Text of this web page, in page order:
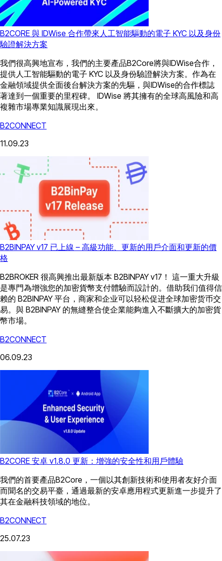
B2CORE 與 IDWise 合作帶來人工智能驅動的電子 KYC 以及身份
驗證解決方案
我們很高興地宣布，我們的主要產品B2Core將與IDWise合作，
提供人工智能驅動的電子 KYC 以及身份驗證解決方案。作為在
金融領域提供全面後台解決方案的先驅，與IDWise的合作標誌
著達到一個重要的里程碑。 IDWise 將其擁有的全球高風險和高
複雜市場專業知識展現出來。
B2CONNECT
11.09.23
B2BINPAY v17 已上線 – 高級功能、更新的用戶介面和更新的價
格
B2BROKER 很高興推出最新版本 B2BINPAY v17！ 這一重大升級
是專門為增強您的加密貨幣支付體驗而設計的。借助我们值得信
赖的 B2BINPAY 平台，商家和企业可以轻松促进全球加密货币交
易。與 B2BINPAY 的無縫整合使企業能夠進入不斷擴大的加密貨
幣市場。
B2CONNECT
06.09.23
B2CORE 安卓 v1.8.0 更新：增強的安全性和用戶體驗
我們的首要產品B2Core，一個以其創新技術和使用者友好介面
而聞名的交易平臺，通過最新的安卓應用程式更新進一步提升了
其在金融科技領域的地位。
B2CONNECT
25.07.23